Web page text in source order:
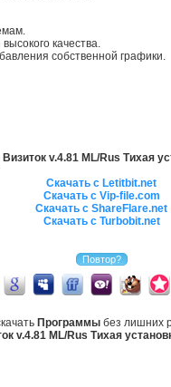
качества.
собственной графики.
v.4.81 ML/Rus Тихая
Скачать с Letitbit.net
Скачать с Vip-file.com
Скачать с ShareFlare.net
Скачать с Turbobit.net
Программы без лишних
v.4.81 ML/Rus Тихая